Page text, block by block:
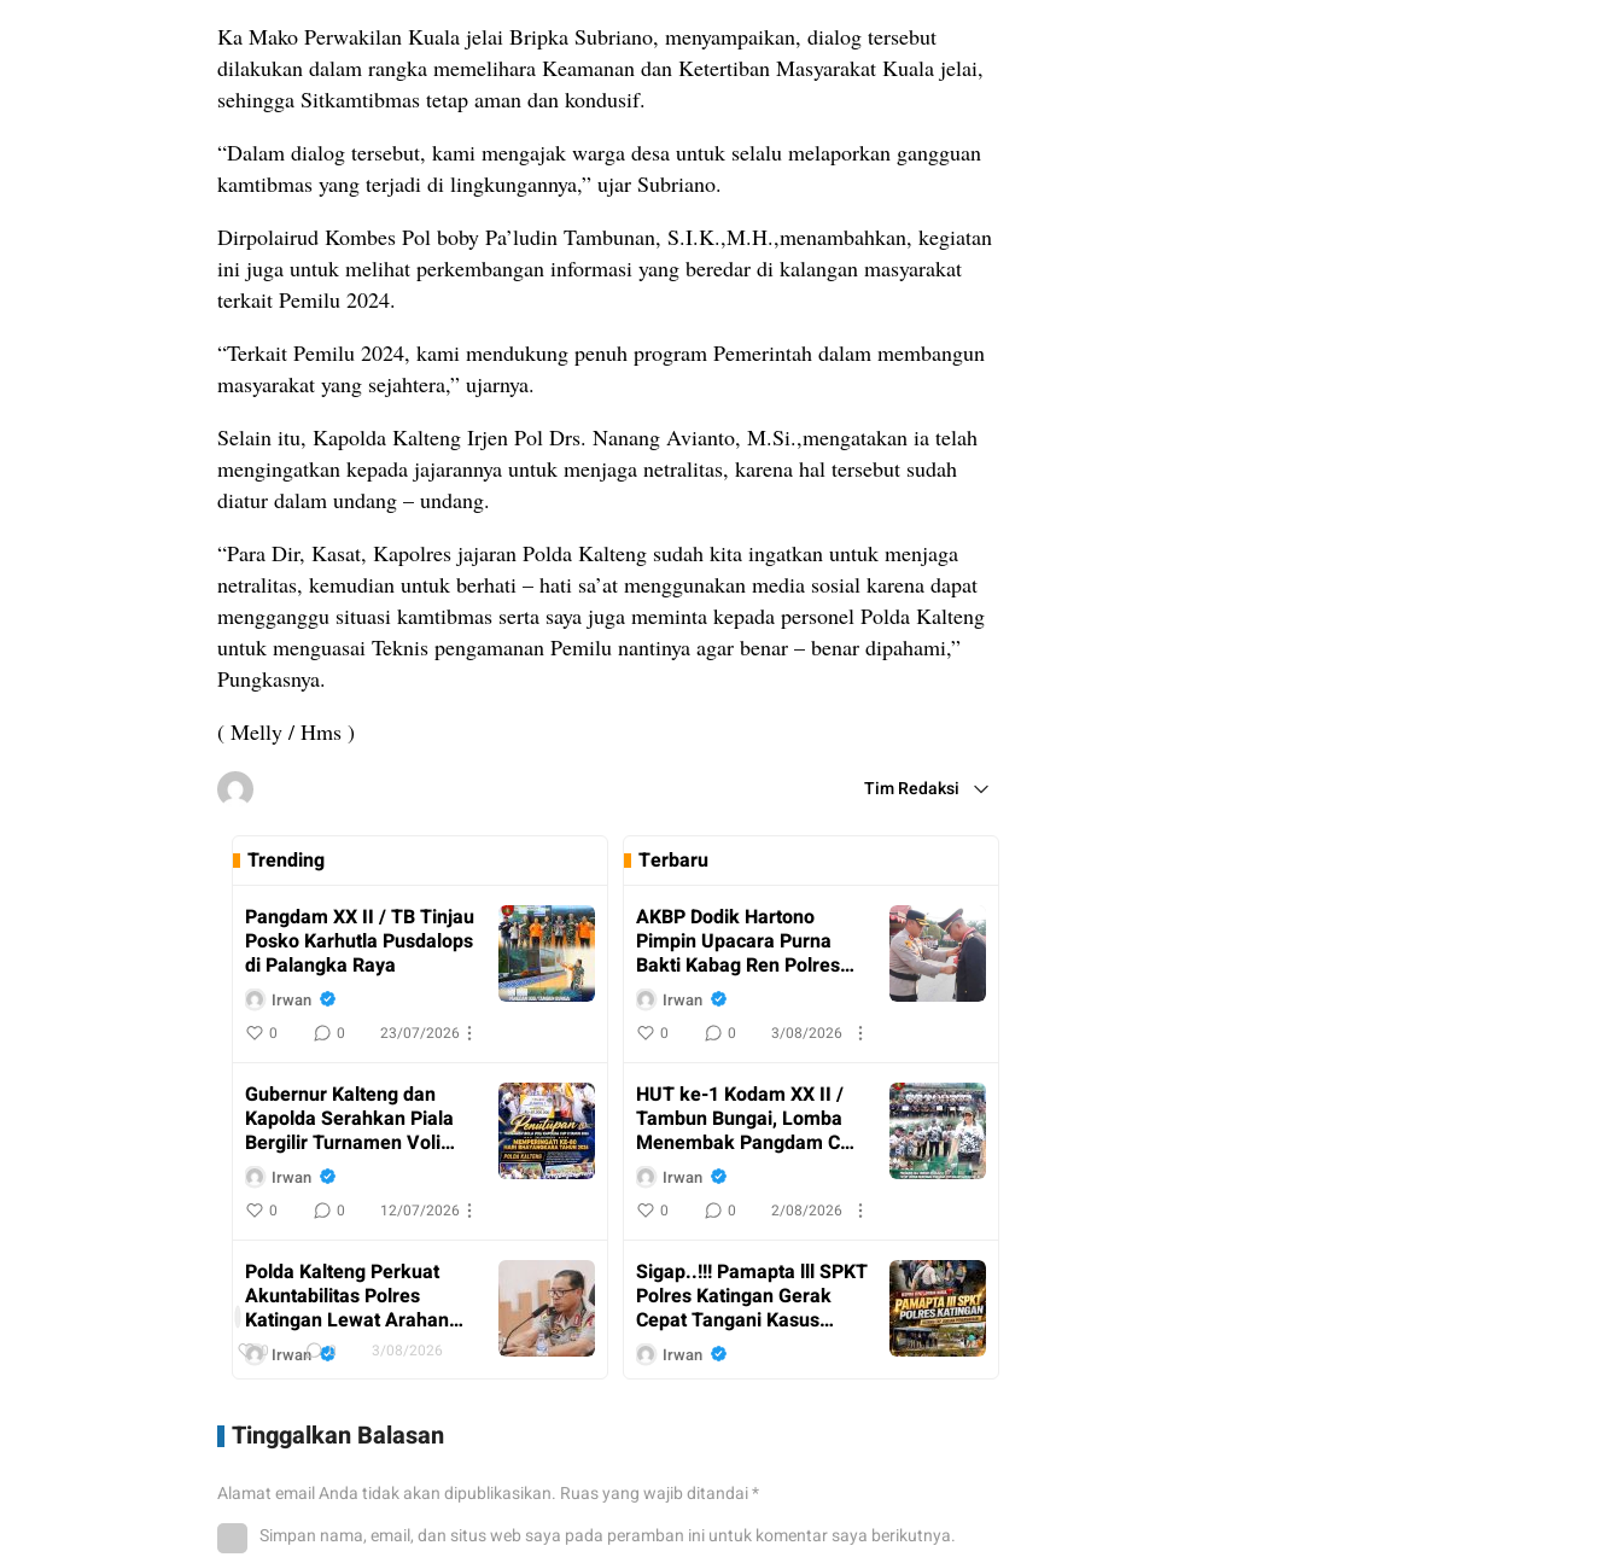
Ka Mako Perwakilan Kuala jelai Bripka Subriano, menyampaikan, dialog tersebut
dilakukan dalam rangka memelihara Keamanan dan Ketertiban Masyarakat Kuala jelai,
sehingga Sitkamtibmas tetap aman dan kondusif.
“Dalam dialog tersebut, kami mengajak warga desa untuk selalu melaporkan gangguan
kamtibmas yang terjadi di lingkungannya,” ujar Subriano.
Dirpolairud Kombes Pol boby Pa’ludin Tambunan, S.I.K.,M.H.,menambahkan, kegiatan
ini juga untuk melihat perkembangan informasi yang beredar di kalangan masyarakat
terkait Pemilu 2024.
“Terkait Pemilu 2024, kami mendukung penuh program Pemerintah dalam membangun
masyarakat yang sejahtera,” ujarnya.
Selain itu, Kapolda Kalteng Irjen Pol Drs. Nanang Avianto, M.Si.,mengatakan ia telah
mengingatkan kepada jajarannya untuk menjaga netralitas, karena hal tersebut sudah
diatur dalam undang – undang.
“Para Dir, Kasat, Kapolres jajaran Polda Kalteng sudah kita ingatkan untuk menjaga
netralitas, kemudian untuk berhati – hati sa’at menggunakan media sosial karena dapat
mengganggu situasi kamtibmas serta saya juga meminta kepada personel Polda Kalteng
untuk menguasai Teknis pengamanan Pemilu nantinya agar benar – benar dipahami,”
Pungkasnya.
( Melly / Hms )
Tim Redaksi
AKBP
Dodik
Hartono
Pimpin
Upacara
Purna
Ren
Katingan
I
r
w
a
0 0 3/08/2026
Trending
Pangdam XX II / TB Tinjau
Posko Karhutla Pusdalops
di Palangka Raya
Irwan
0 0 23/07/2026
Gubernur Kalteng dan
Kapolda Serahkan Piala
Bergilir Turnamen Voli
Kapolda Cup
Irwan
0 0 12/07/2026
Polda Kalteng Perkuat
Akuntabilitas Polres
Katingan Lewat Arahan
Irwasda
Irwan
Pj Sekda Kalteng
Rehabilitasi Napza “Isen
Mulang Akademi”
Irwan
Terbaru
AKBP Dodik Hartono
Pimpin Upacara Purna
Bakti Kabag Ren Polres
Katingan
Irwan
0 0 3/08/2026
HUT ke-1 Kodam XX II /
Tambun Bungai, Lomba
Menembak Pangdam Cup
Resmi Ditutup
Irwan
0 0 2/08/2026
Sigap..!!! Pamapta lll SPKT
Polres Katingan Gerak
Cepat Tangani Kasus
Penganiayaan
Irwan
Menkopolkam RI Kunker
ke Kalimantan Tengah
Irwan
Tinggalkan Balasan
Alamat email Anda tidak akan dipublikasikan. Ruas yang wajib ditandai*
Simpan nama, email, dan situs web saya pada peramban ini untuk komentar saya berikutnya.